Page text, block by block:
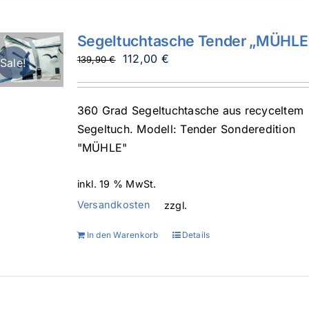
Sale!
Segeltuchtasche Tender
139,90€
Ursprünglicher
139,90 €
112,00 €Aktueller
112,00 €.
360 Grad Segeltuchtasche aus recyceltem
Segeltuch. Modell: Tender Sonderedition
"MÜHLE"
inkl. 19 % MwSt.
zzgl.
Versandkosten
In den Warenkorb Details